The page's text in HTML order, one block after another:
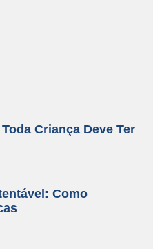
Criança Deve Ter
Como